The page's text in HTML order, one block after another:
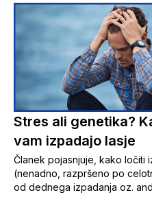
Stres ali genetika?
vam izpadajo lasje
Članek pojasnjuje, kako ločiti
(nenadno, razpršeno po
od dednega izpadanja oz.